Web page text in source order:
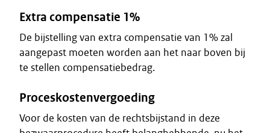
Extra compensatie 1%
De bijstelling van extra compensatie van 1% zal
aangepast moeten worden aan het naar boven bij
te stellen compensatiebedrag.
Proceskostenvergoeding
Voor de kosten van de rechtsbijstand in deze